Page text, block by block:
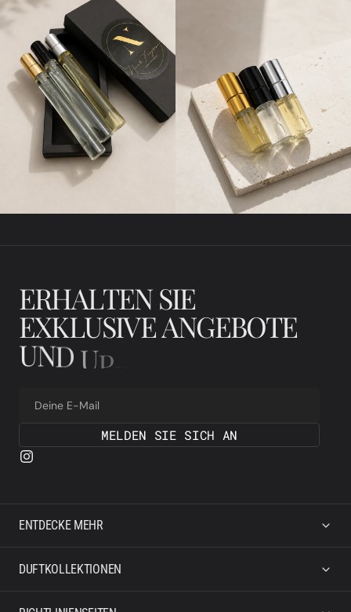
ERHALTENSIE
EXKLUSIVEANGEBOTE
UNDUPD
Deine E-Mail
MELDEN SIE SICH AN
ENTDECKE MEHR
DUFTKOLLEKTIONEN